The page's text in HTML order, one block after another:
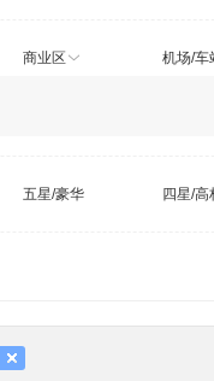
商业区 机场/车
五星/豪华 四星/高